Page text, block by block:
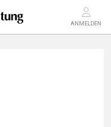
ANMELDEN